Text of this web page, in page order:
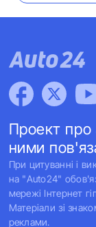
Проект про
ними
При цитуванні і
на "Auto24"
мережі Інтернет
Матеріали зі
реклами.